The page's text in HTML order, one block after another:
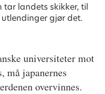
tar landets skikker, til
gjør det.
universiteter mot
må japanernes
overvinnes.